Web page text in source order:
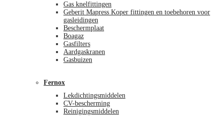
Gas knelfittingen
Geberit Mapress Koper fittingen en toebehoren voor
gasleidingen
Beschermplaat
Boagaz
Gasfilters
Aardgaskranen
Gasbuizen
Fernox
Lekdichtingsmiddelen
CV-bescherming
Reinigingsmiddelen